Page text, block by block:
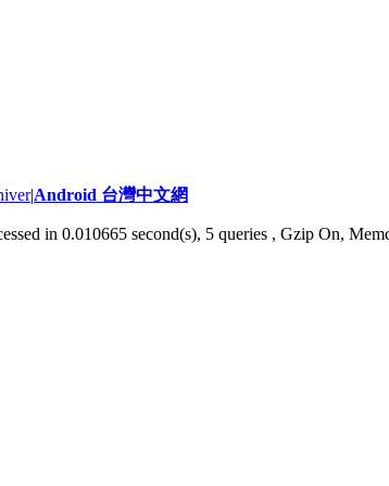
|Android 台灣中文網
in 0.010665 second(s), 5 queries , Gzip On,